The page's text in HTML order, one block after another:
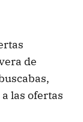
de
las ofertas